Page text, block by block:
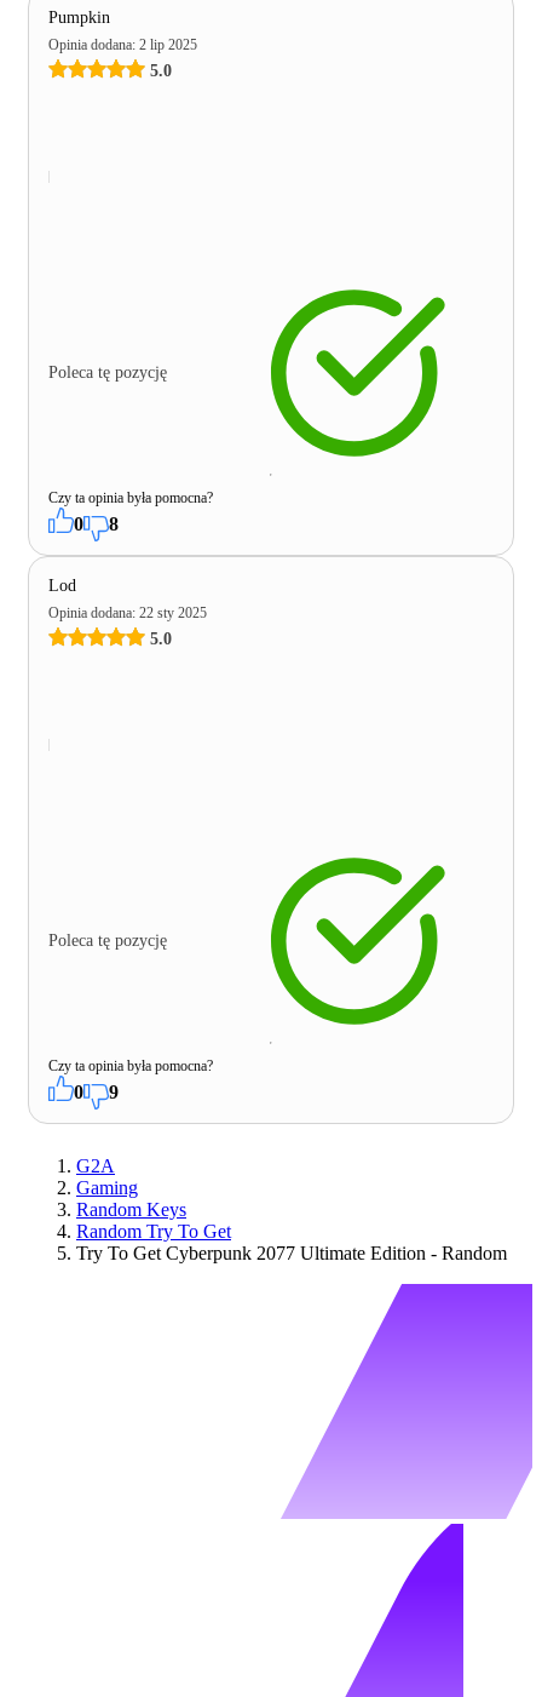
Pumpkin
Opinia dodana: 2 lip 2025
5.0
Poleca tę pozycję
Czy ta opinia była pomocna?
0 8
Lod
Opinia dodana: 22 sty 2025
5.0
Poleca tę pozycję
Czy ta opinia była pomocna?
0 9
G2A
Gaming
Random Keys
Random Try To Get
Try To Get Cyberpunk 2077 Ultimate Edition - Random